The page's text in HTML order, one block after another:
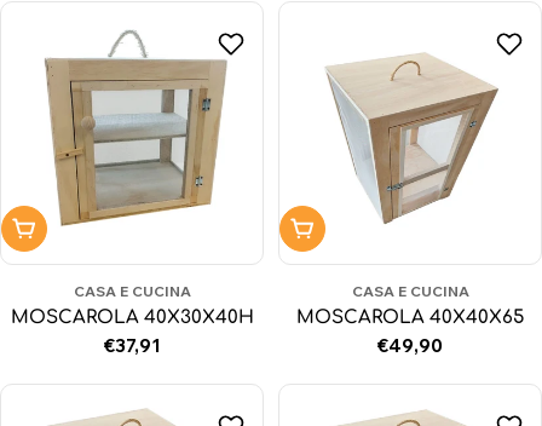
Aggiungi al carrello
CASA E CUCINA
MOSCAROLA 40X30X40H
Prezzo
€37,91
Aggiungi al carrello
CASA E CUCINA
MOSCAROLA 40X40X65
Prezzo
€49,90